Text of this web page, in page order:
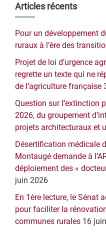
Barre
latérale
principale
Articles récents
Pour un développement
ruraux à l’ère des
Projet de loi d’urgence
regrette un texte qui ne
de l’agriculture française
Question sur l’extinction
2026, du groupement
projets architecturaux et
Désertification médicale
Montaugé demande à
déploiement des «
juin 2026
En 1ère lecture, le Sénat
pour faciliter la
communes rurales 16